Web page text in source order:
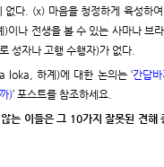
없다. (x) 마음을 청정하게 육성하
)이나 전생을 볼 수 있는 사마나 브
성자나 고행 수행자)가 없다.
loka, 하계)에 대한 논의는 ‘간답
)’ 포스트를 참조하세요.
는 이들은 그 10가지 잘못된 견해